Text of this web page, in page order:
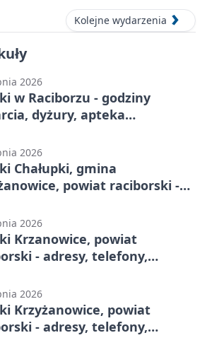
Kolejne wydarzenia
2026
w Raciborzu - godziny
dyżury, apteka
2026
Chałupki, gmina
powiat raciborski -
2026
Krzanowice, powiat
- adresy, telefony,
2026
Krzyżanowice, powiat
- adresy, telefony,